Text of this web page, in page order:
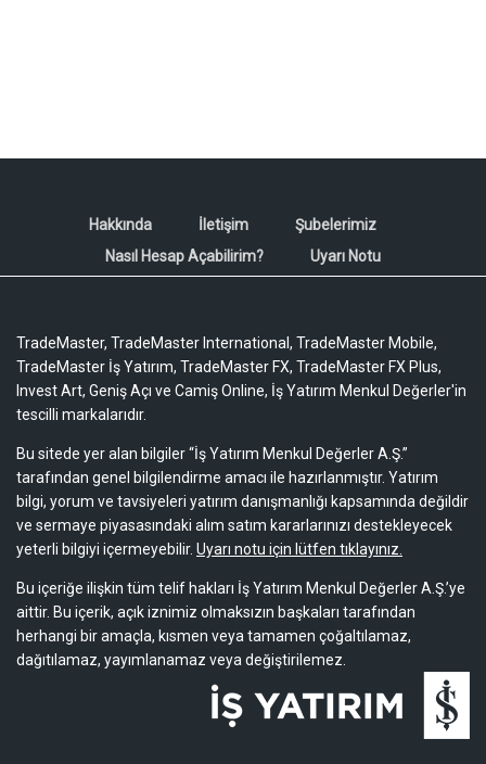
Hakkında İletişim
Şubelerimiz
Nasıl Hesap Açabilirim?
Uyarı Notu
TradeMaster, TradeMaster International, TradeMaster Mobile,
TradeMaster İş Yatırım, TradeMaster FX, TradeMaster FX Plus,
Invest Art, Geniş Açı ve Camiş Online, İş Yatırım Menkul Değerler'in
tescilli markalarıdır.
Bu sitede yer alan bilgiler “İş Yatırım Menkul Değerler A.Ş.”
tarafından genel bilgilendirme amacı ile hazırlanmıştır. Yatırım
bilgi, yorum ve tavsiyeleri yatırım danışmanlığı kapsamında değildir
ve sermaye piyasasındaki alım satım kararlarınızı destekleyecek
yeterli bilgiyi içermeyebilir. Uyarı notu için lütfen tıklayınız.
Bu içeriğe ilişkin tüm telif hakları İş Yatırım Menkul Değerler A.Ş.’ye
aittir. Bu içerik, açık iznimiz olmaksızın başkaları tarafından
herhangi bir amaçla, kısmen veya tamamen çoğaltılamaz,
dağıtılamaz, yayımlanamaz veya değiştirilemez.